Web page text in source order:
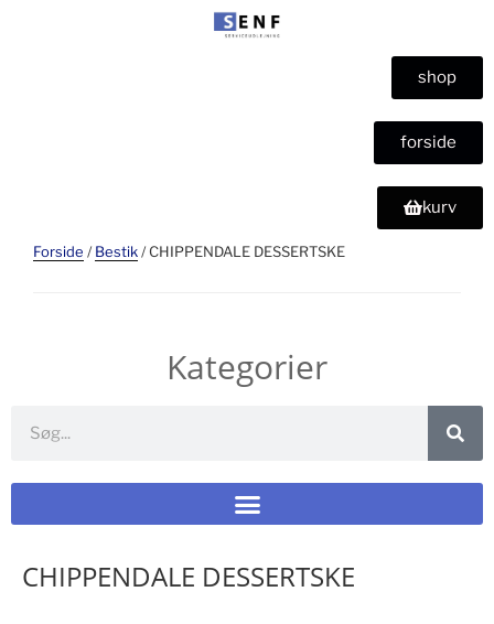
shop
forside
kurv
Forside /Bestik/ CHIPPENDALE DESSERTSKE
Kategorier
CHIPPENDALE DESSERTSKE